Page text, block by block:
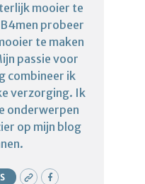
mooier te
probeer
te maken
passie voor
combineer ik
verzorging. Ik
onderwerpen
op mijn blog